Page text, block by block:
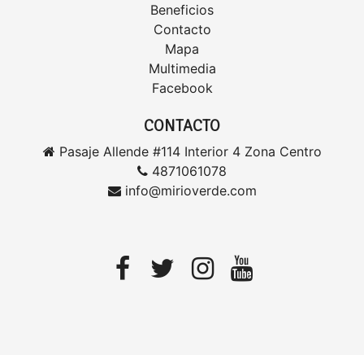
Beneficios
Contacto
Mapa
Multimedia
Facebook
CONTACTO
Pasaje Allende #114 Interior 4 Zona Centro
4871061078
info@mirioverde.com